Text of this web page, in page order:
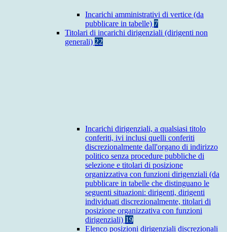
Incarichi amministrativi di vertice (da
pubblicare in tabelle) 7
Titolari di incarichi dirigenziali (dirigenti non
generali) 22
Incarichi dirigenziali, a qualsiasi titolo
conferiti, ivi inclusi quelli conferiti
discrezionalmente dall'organo di indirizzo
politico senza procedure pubbliche di
selezione e titolari di posizione
organizzativa con funzioni dirigenziali (da
pubblicare in tabelle che distinguano le
seguenti situazioni: dirigenti, dirigenti
individuati discrezionalmente, titolari di
posizione organizzativa con funzioni
dirigenziali) 19
Elenco posizioni dirigenziali discrezionali